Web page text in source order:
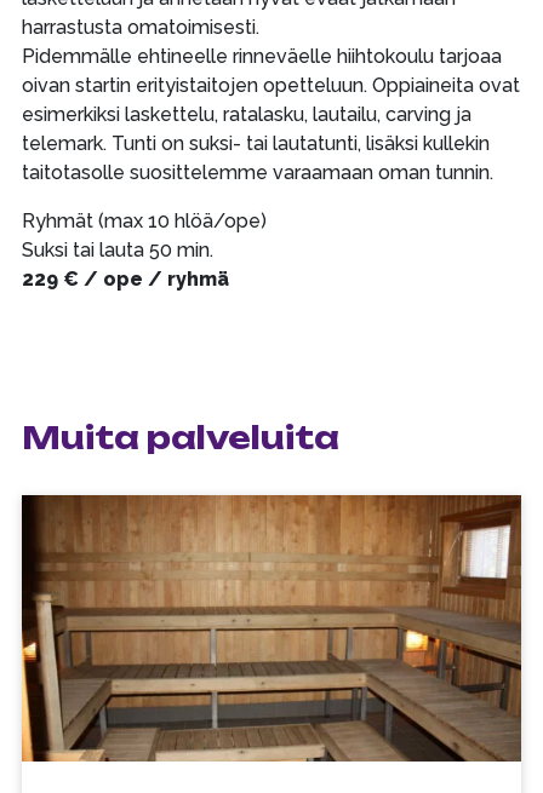
harrastusta omatoimisesti.
Pidemmälle ehtineelle rinneväelle hiihtokoulu tarjoaa
oivan startin erityistaitojen opetteluun. Oppiaineita ovat
esimerkiksi laskettelu, ratalasku, lautailu, carving ja
telemark. Tunti on suksi- tai lautatunti, lisäksi kullekin
taitotasolle suosittelemme varaamaan oman tunnin.
Ryhmät (max 10 hlöä/ope)
Suksi tai lauta 50 min.
229 € / ope / ryhmä
Muita palveluita